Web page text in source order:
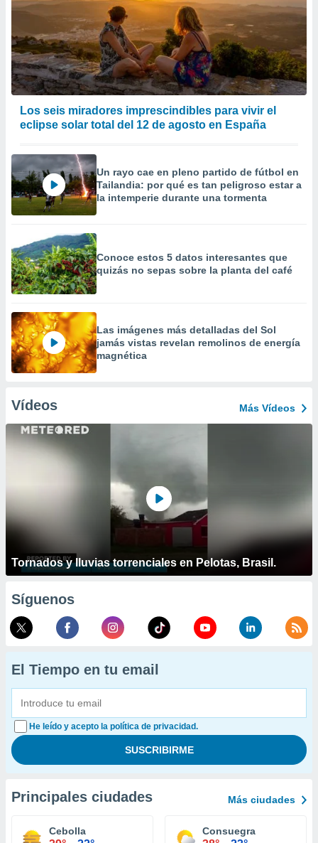
Los seis miradores imprescindibles para vivir el
eclipse solar total del 12 de agosto en España
Un rayo cae en pleno partido de fútbol en
Tailandia: por qué es tan peligroso estar a
la intemperie durante una tormenta
Conoce estos 5 datos interesantes que
quizás no sepas sobre la planta del café
Las imágenes más detalladas del Sol
jamás vistas revelan remolinos de energía
magnética
Vídeos Más Vídeos
Tornados y lluvias torrenciales en Pelotas, Brasil.
Síguenos
El Tiempo en tu email
He leído y acepto la política de privacidad.
Principales ciudades Más ciudades
Cebolla Consuegra